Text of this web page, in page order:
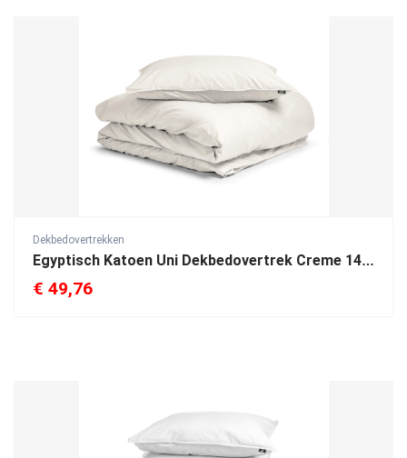
Dekbedovertrekken
Egyptisch Katoen Uni Dekbedovertrek Creme 140 x 200/260
€ 49,76